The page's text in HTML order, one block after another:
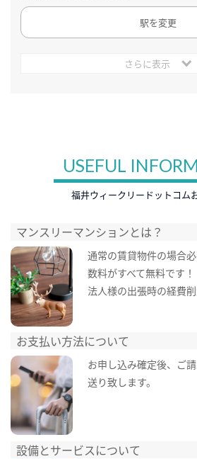
駅を変更
さらに表示
USEFUL
福井ウィークリードットコム
マンスリーマンションとは？
通常の賃貸物件の場合
数料がすべて無料です！
法人様の出張時の経費
お支払い方法について
お申し込み確定後、ご
送り致します。
設備とサービスについて